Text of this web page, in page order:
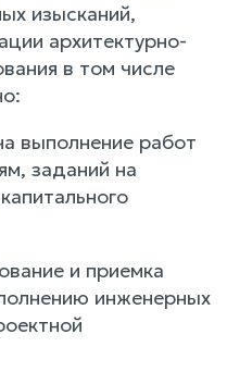
изысканий,
архитектурно-
в том числе
выполнение работ
заданий на
и приемка
инженерных